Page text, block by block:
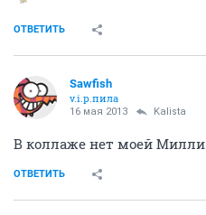
ОТВЕТИТЬ
Sawfish
v.i.p.пила
16 мая 2013 Kalista
В коллаже нет моей Милли
ОТВЕТИТЬ